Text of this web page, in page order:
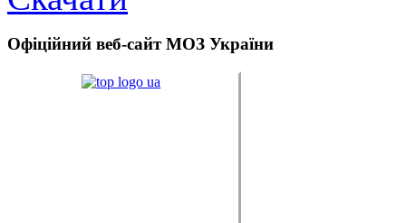
Офіційний веб-сайт МОЗ України